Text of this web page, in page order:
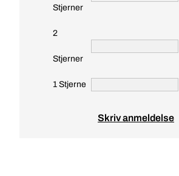
Stjerner
2
Stjerner
1 Stjerne
Skriv anmeldelse